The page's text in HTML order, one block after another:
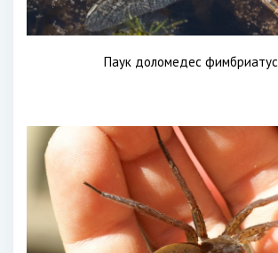
Паук доломедес фимбриатус